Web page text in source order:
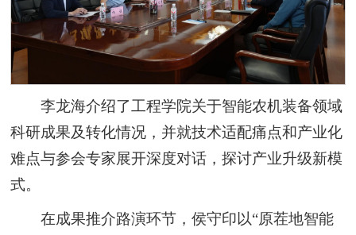
李龙海介绍了工程学院关于智能农机装备领域
科研成果及转化情况，并就技术适配痛点和产业化
难点与参会专家展开深度对话，探讨产业升级新模
式。
在成果推介路演环节，侯守印以“原茬地智能